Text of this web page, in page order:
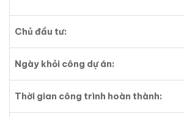
Chủ đầu tư:
Ngày khỏi công dự án:
Thời gian công trình hoàn thành: